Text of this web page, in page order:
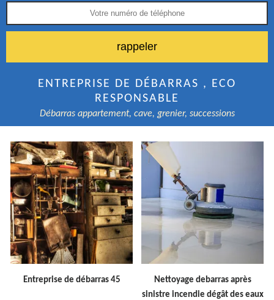
ENTREPRISE DE DÉBARRAS , ECO
RESPONSABLE
Débarras appartement, cave, grenier, successions
Entreprise de débarras 45
Nettoyage debarras après
sinistre incendie dégât des eaux